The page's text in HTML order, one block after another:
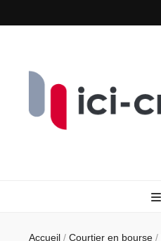
Accueil / Courtier en bourse /